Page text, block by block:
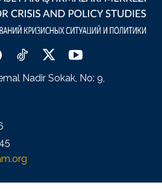
Nadir Sokak, No: 9,